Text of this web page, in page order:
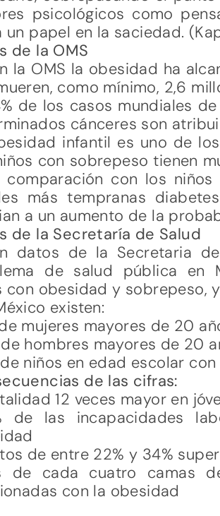
psicológicos como
un papel en la saciedad.
de la OMS
la OMS la obesidad ha
como mínimo, 2,6
de los casos mundiales
cánceres son
infantil es uno de
con sobrepeso tienen
comparación con los
más tempranas
a un aumento de la
de la Secretaría de Salud
datos de la Secretaria
de salud pública en
con obesidad y sobrepeso,
existen:
mujeres mayores de 20
hombres mayores de 20
niños en edad escolar
de las cifras:
12 veces mayor en
de las incapacidades
de entre 22% y 34%
de cada cuatro camas
con la obesidad